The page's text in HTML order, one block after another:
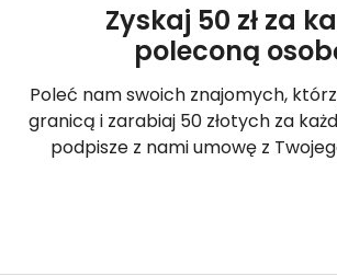
Zyskaj 50 zł za
poleconą
Poleć nam swoich znajomych,
granicą i zarabiaj 50 złotych za
podpisze z nami umowę z